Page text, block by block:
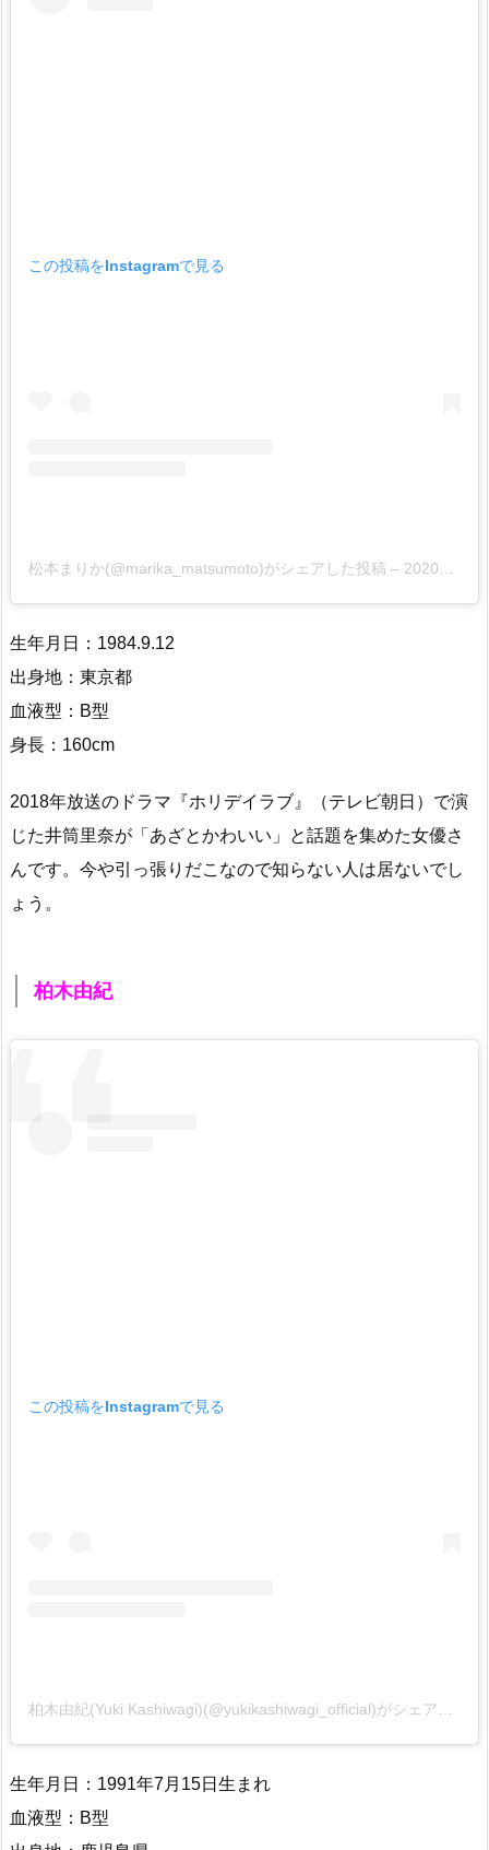
この投稿をInstagramで見る
松本まりか(@marika_matsumoto)がシェアした投稿 – 2020年 4月月4日午後10時37分PDT
生年月日：1984.9.12
出身地：東京都
血液型：B型
身長：160cm
2018年放送のドラマ『ホリデイラブ』（テレビ朝日）で演
じた井筒里奈が「あざとかわいい」と話題を集めた女優さ
んです。今や引っ張りだこなので知らない人は居ないでし
ょう。
柏木由紀
この投稿をInstagramで見る
柏木由紀(Yuki Kashiwagi)(@yukikashiwagi_official)がシェアした投稿
生年月日：1991年7月15日生まれ
血液型：B型